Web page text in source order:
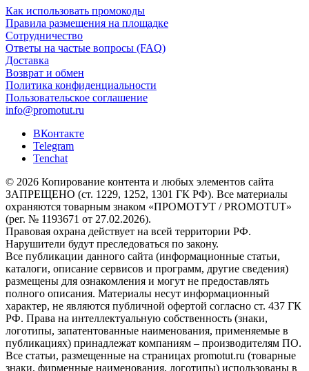
Как использовать промокоды
Правила размещения на площадке
Сотрудничество
Ответы на частые вопросы (FAQ)
Доставка
Возврат и обмен
Политика конфиденциальности
Пользовательское соглашение
info@promotut.ru
ВКонтакте
Telegram
Tenchat
© 2026 Копирование контента и любых элементов сайта
ЗАПРЕЩЕНО (ст. 1229, 1252, 1301 ГК РФ). Все материалы
охраняются товарным знаком «ПРОМОТУТ / PROMOTUT»
(рег. № 1193671 от 27.02.2026).
Правовая охрана действует на всей территории РФ.
Нарушители будут преследоваться по закону.
Все публикации данного сайта (информационные статьи,
каталоги, описание сервисов и программ, другие сведения)
размещены для ознакомления и могут не предоставлять
полного описания. Материалы несут информационный
характер, не являются публичной офертой согласно ст. 437 ГК
РФ. Права на интеллектуальную собственность (знаки,
логотипы, запатентованные наименования, применяемые в
публикациях) принадлежат компаниям – производителям ПО.
Все статьи, размещенные на страницах promotut.ru (товарные
знаки, фирменные наименования, логотипы) использованы в